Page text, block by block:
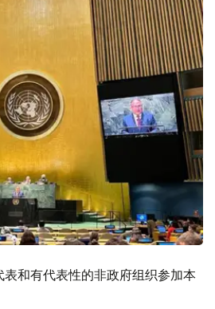
和有代表性的非政府组织参加本